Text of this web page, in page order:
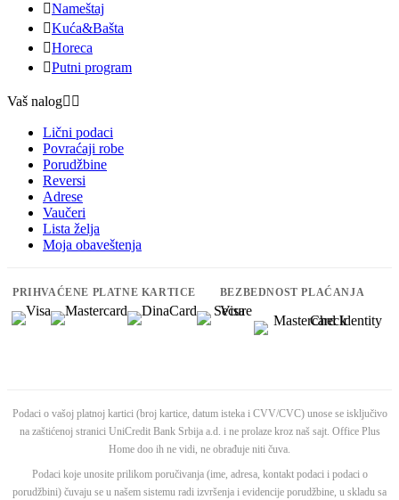
Nameštaj
Kuća&Bašta
Horeca
Putni program
Vaš nalog 
Lični podaci
Povraćaji robe
Porudžbine
Reversi
Adrese
Vaučeri
Lista želja
Moja obaveštenja
PRIHVAĆENE PLATNE KARTICE BEZBEDNOST PLAĆANJA
Podaci o vašoj platnoj kartici (broj kartice, datum isteka i CVV/CVC) unose se isključivo
na zaštićenoj stranici UniCredit Bank Srbija a.d. i ne prolaze kroz naš sajt. Office Plus
Home doo ih ne vidi, ne obrađuje niti čuva.
Podaci koje unosite prilikom poručivanja (ime, adresa, kontakt podaci i podaci o
porudžbini) čuvaju se u našem sistemu radi izvršenja i evidencije porudžbine, u skladu sa